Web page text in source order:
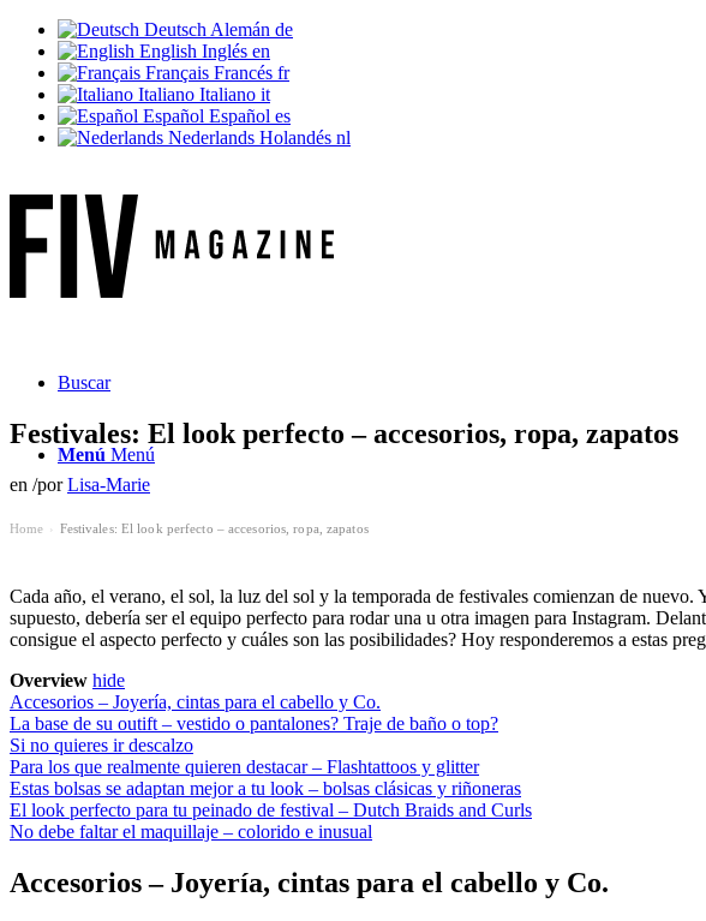
Deutsch Alemán de
English Inglés en
Français Francés fr
Italiano Italiano it
Español Español es
Nederlands Holandés nl
Buscar
Menú Menú
Festivales: El look perfecto – accesorios, ropa, zapatos
en /porLisa-Marie
Home Festivales: El look perfecto – accesorios, ropa, zapatos
Cada año, el verano, el sol, la luz del sol y la temporada de festivales comienzan de
supuesto, debería ser el equipo perfecto para rodar una u otra imagen para Instagram.
consigue el aspecto perfecto y cuáles son las posibilidades? Hoy responderemos a estas
Overview hide
Accesorios – Joyería, cintas para el cabello y Co.
La base de su outift – vestido o pantalones? Traje de baño o top?
Si no quieres ir descalzo
Para los que realmente quieren destacar – Flashtattoos y glitter
Estas bolsas se adaptan mejor a tu look – bolsas clásicas y riñoneras
El look perfecto para tu peinado de festival – Dutch Braids and Curls
No debe faltar el maquillaje – colorido e inusual
Accesorios – Joyería, cintas para el cabello y Co.